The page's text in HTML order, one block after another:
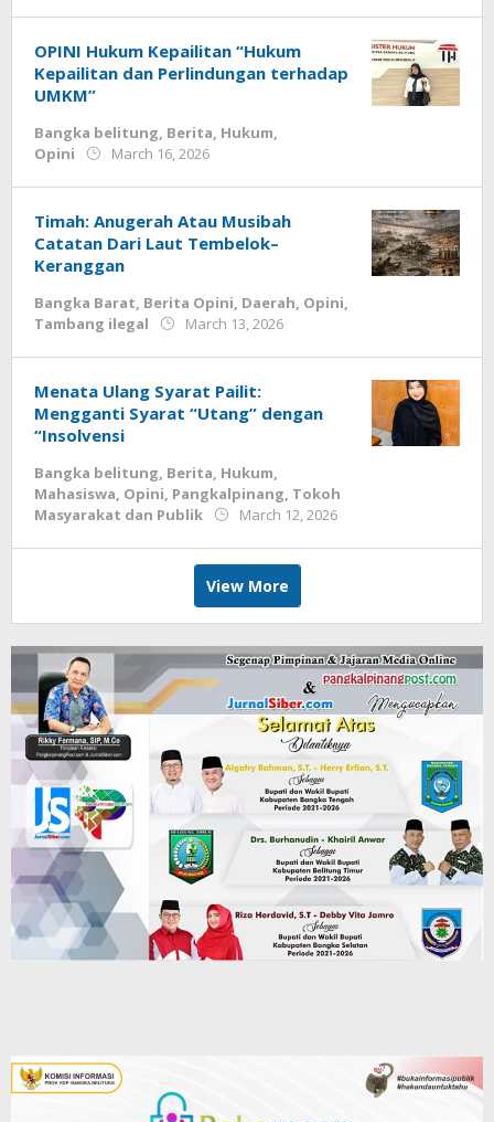
OPINI Hukum Kepailitan “Hukum
Kepailitan dan Perlindungan terhadap
UMKM”
Bangka belitung, Berita, Hukum,
Opini
March 16, 2026
Timah: Anugerah Atau Musibah
Catatan Dari Laut Tembelok–
Keranggan
Bangka Barat, Berita Opini, Daerah, Opini,
Tambang ilegal
March 13, 2026
Menata Ulang Syarat Pailit:
Mengganti Syarat “Utang” dengan
“Insolvensi
Bangka belitung, Berita, Hukum,
Mahasiswa, Opini, Pangkalpinang, Tokoh
Masyarakat dan Publik
March 12, 2026
View More